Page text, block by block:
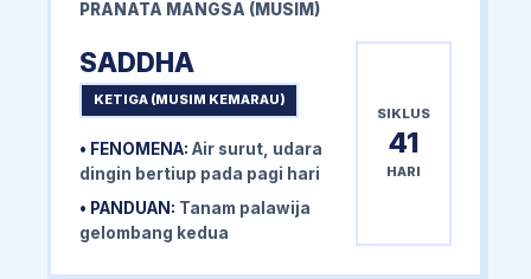
PRANATA MANGSA (MUSIM)
SADDHA
KETIGA (MUSIM KEMARAU)
• FENOMENA: Air surut, udara
dingin bertiup pada pagi hari
• PANDUAN: Tanam palawija
gelombang kedua
SIKLUS
41
HARI